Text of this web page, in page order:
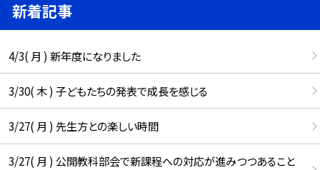
新着記事
4/3( 月 ) 新年度になりました
3/30( 木 ) 子どもたちの発表で成長を感じる
3/27( 月 ) 先生方との楽しい時間
3/27( 月 ) 公開教科部会で新課程への対応が進みつつあること